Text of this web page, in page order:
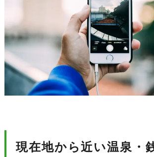
現在地から近い温泉・